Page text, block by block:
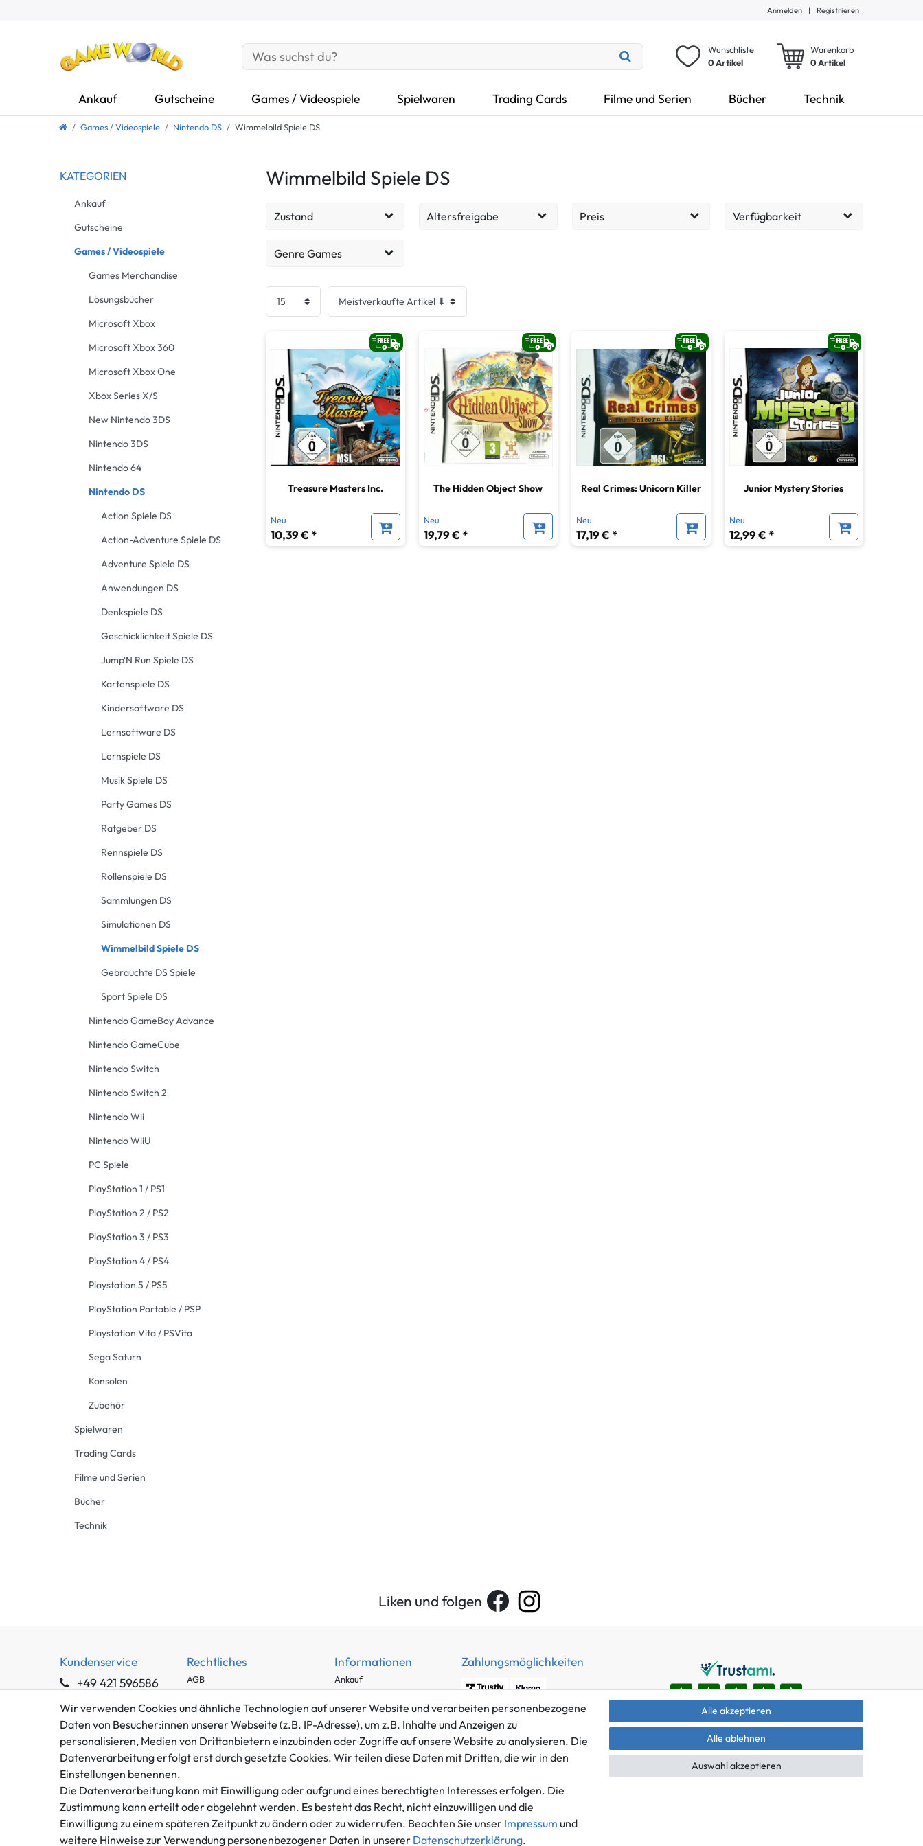
Anmelden | Registrieren
Wunschliste
0 Artikel
Warenkorb
0Artikel
Ankauf Gutscheine Games / Videospiele Spielwaren Trading Cards Filme und Serien Bücher Technik
Games / Videospiele Nintendo DS Wimmelbild Spiele DS
KATEGORIEN
Ankauf
Gutscheine
Games / Videospiele
Games Merchandise
Lösungsbücher
Microsoft Xbox
Microsoft Xbox 360
Microsoft Xbox One
Xbox Series X/S
New Nintendo 3DS
Nintendo 3DS
Nintendo 64
Nintendo DS
Action Spiele DS
Action-Adventure Spiele DS
Adventure Spiele DS
Anwendungen DS
Denkspiele DS
Geschicklichkeit Spiele DS
Jump'N Run Spiele DS
Kartenspiele DS
Kindersoftware DS
Lernsoftware DS
Lernspiele DS
Musik Spiele DS
Party Games DS
Ratgeber DS
Rennspiele DS
Rollenspiele DS
Sammlungen DS
Simulationen DS
Wimmelbild Spiele DS
Gebrauchte DS Spiele
Sport Spiele DS
Nintendo GameBoy Advance
Nintendo GameCube
Nintendo Switch
Nintendo Switch 2
Nintendo Wii
Nintendo WiiU
PC Spiele
PlayStation 1 / PS1
PlayStation 2 / PS2
PlayStation 3 / PS3
PlayStation 4 / PS4
Playstation 5 / PS5
PlayStation Portable / PSP
Playstation Vita / PSVita
Sega Saturn
Konsolen
Zubehör
Spielwaren
Trading Cards
Filme und Serien
Bücher
Technik
Wimmelbild Spiele DS
Zustand Altersfreigabe Preis Verfügbarkeit
Genre Games
Treasure Masters Inc.
Neu
10,39 € *
The Hidden Object Show
Neu
19,79 € *
Real Crimes: Unicorn Killer
Neu
17,19 € *
Junior Mystery Stories
Neu
12,99 € *
Liken und folgen
Kundenservice
+49 421 596586
info@gameworld.de
Kontaktformular
Rechtliches
AGB
Datenschutzerklärung
Barrierefreiheitserklärung
Informationen
Ankauf
Häufig gestellte Fragen
Zahlung und Versand
Batterieentsorgung
Zahlungsmöglichkeiten
Mitglied im Händlerbund
Versand innerhalb Deutschlands.
Wir verwenden Cookies und ähnliche Technologien auf unserer Website und verarbeiten personenbezogene
Daten von Besucher:innen unserer Webseite (z.B. IP-Adresse), um z.B. Inhalte und Anzeigen zu
personalisieren, Medien von Drittanbietern einzubinden oder Zugriffe auf unsere Website zu analysieren. Die
Datenverarbeitung erfolgt erst durch gesetzte Cookies. Wir teilen diese Daten mit Dritten, die wir in den
Einstellungen benennen.
Die Datenverarbeitung kann mit Einwilligung oder aufgrund eines berechtigten Interesses erfolgen. Die
Zustimmung kann erteilt oder abgelehnt werden. Es besteht das Recht, nicht einzuwilligen und die
Einwilligung zu einem späteren Zeitpunkt zu ändern oder zu widerrufen. Beachten Sie unser Impressum und
weitere Hinweise zur Verwendung personenbezogener Daten in unserer Daten­schutz­erklärung.
Alle akzeptieren
Alle ablehnen
Auswahl akzeptieren